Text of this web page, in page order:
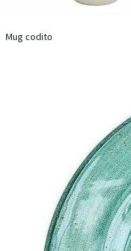
Mug codito